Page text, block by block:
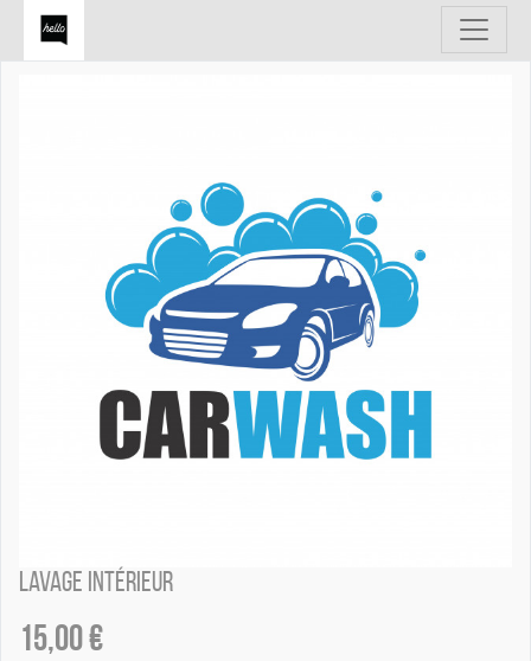
Lavage intérieur
15,00€